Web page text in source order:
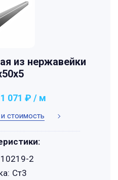
из нержавейки
стоимость
071 ₽ / м
10219-2
Ст3